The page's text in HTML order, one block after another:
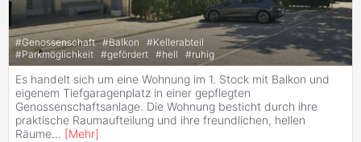
#Genossenschaft #Balkon #Kellerabteil
#Parkmöglichkeit #gefördert #hell #ruhig
Es handelt sich um eine Wohnung im 1. Stock mit Balkon und
eigenem Tiefgaragenplatz in einer gepflegten
Genossenschaftsanlage. Die Wohnung besticht durch ihre
praktische Raumaufteilung und ihre freundlichen, hellen
Räume... [Mehr]